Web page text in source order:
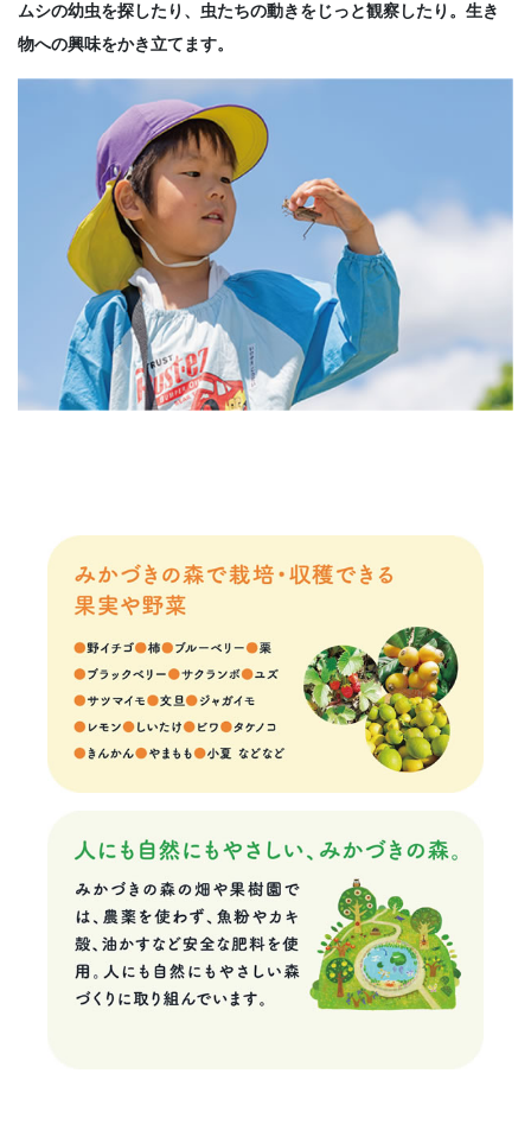
ムシの幼虫を探したり、虫たちの動きをじっと観察したり。生き
物への興味をかき立てます。